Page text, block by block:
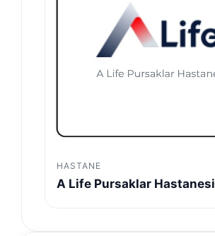
HASTANE
A Life Pursaklar Hastanesi